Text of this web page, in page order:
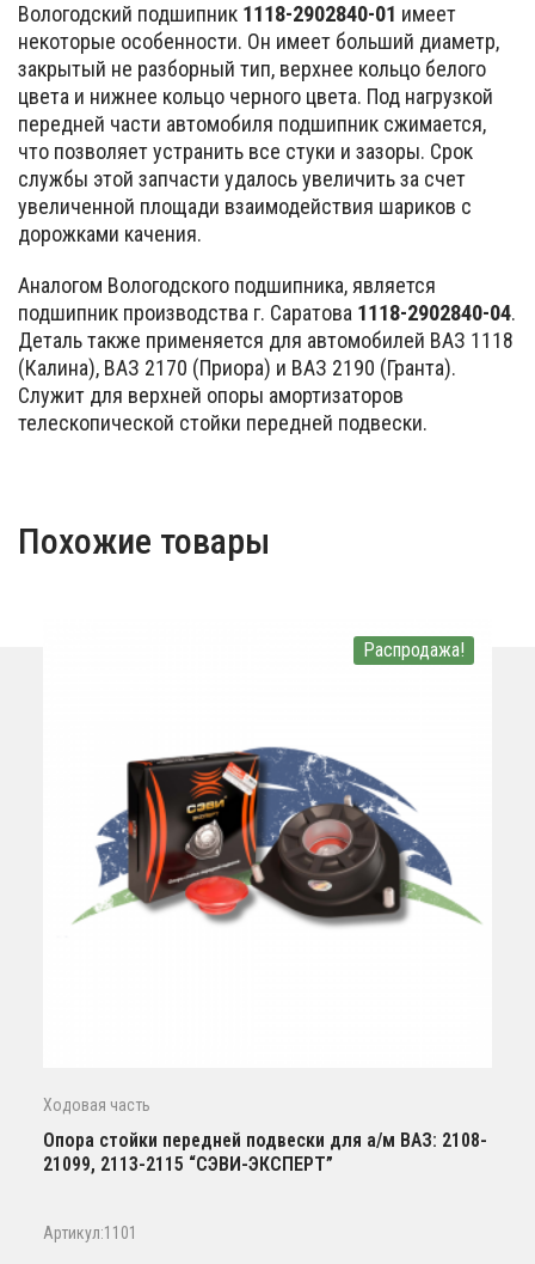
Вологодский подшипник 1118-2902840-01 имеет
некоторые особенности. Он имеет больший диаметр,
закрытый не разборный тип, верхнее кольцо белого
цвета и нижнее кольцо черного цвета. Под нагрузкой
передней части автомобиля подшипник сжимается,
что позволяет устранить все стуки и зазоры. Срок
службы этой запчасти удалось увеличить за счет
увеличенной площади взаимодействия шариков с
дорожками качения.
Аналогом Вологодского подшипника, является
подшипник производства г. Саратова 1118-2902840-04.
Деталь также применяется для автомобилей ВАЗ 1118
(Калина), ВАЗ 2170 (Приора) и ВАЗ 2190 (Гранта).
Служит для верхней опоры амортизаторов
телескопической стойки передней подвески.
Похожие товары
Распродажа!
Ходовая часть
Опора стойки передней подвески для а/м ВАЗ: 2108-
21099, 2113-2115 “СЭВИ-ЭКСПЕРТ”
Артикул:1101